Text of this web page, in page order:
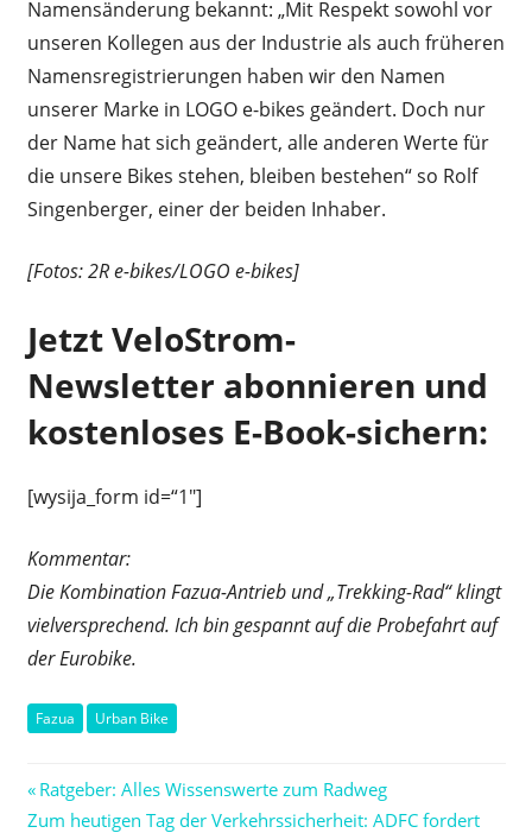
Namensänderung bekannt: „Mit Respekt sowohl vor
unseren Kollegen aus der Industrie als auch früheren
Namensregistrierungen haben wir den Namen
unserer Marke in LOGO e-bikes geändert. Doch nur
der Name hat sich geändert, alle anderen Werte für
die unsere Bikes stehen, bleiben bestehen“ so Rolf
Singenberger, einer der beiden Inhaber.
[Fotos: 2R e-bikes/LOGO e-bikes]
Jetzt VeloStrom-
Newsletter abonnieren und
kostenloses E-Book-sichern:
[wysija_form id=“1″]
Kommentar:
Die Kombination Fazua-Antrieb und „Trekking-Rad“ klingt
vielversprechend. Ich bin gespannt auf die Probefahrt auf
der Eurobike.
Fazua Urban Bike
Beitragsnavigation
Vorheriger
Beitrag:
Ratgeber: Alles Wissenswerte zum Radweg
Nächster
Zum heutigen Tag der Verkehrssicherheit: ADFC fordert